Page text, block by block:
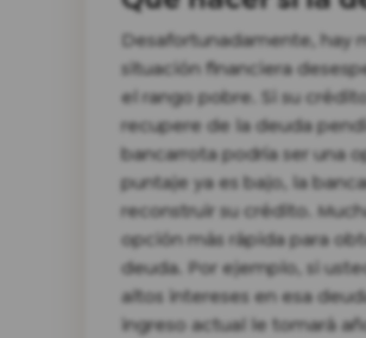
Desafortunadamente, hay
situación financiera
el rango pobre. Si su
recupere de la deuda
bancarrota podría ser una
puntaje ya es bajo, la
reconstruir su crédito.
opción más rápida para
deuda. Por ejemplo, si
altos intereses en esa
ingreso actual le tomará